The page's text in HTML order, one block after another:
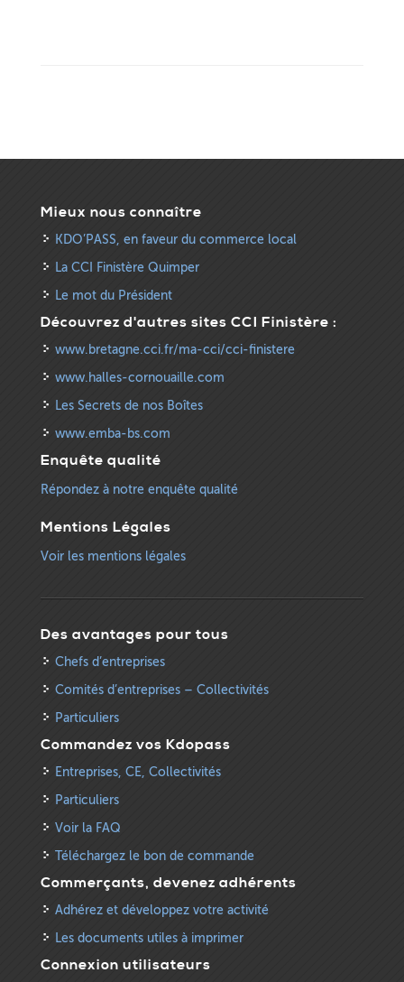
Mieux nous connaître
KDO’PASS, en faveur du commerce local
La CCI Finistère Quimper
Le mot du Président
Découvrez d'autres sites CCI Finistère :
www.bretagne.cci.fr/ma-cci/cci-finistere
www.halles-cornouaille.com
Les Secrets de nos Boîtes
www.emba-bs.com
Enquête qualité
Répondez à notre enquête qualité
Mentions Légales
Voir les mentions légales
Des avantages pour tous
Chefs d’entreprises
Comités d’entreprises – Collectivités
Particuliers
Commandez vos Kdopass
Entreprises, CE, Collectivités
Particuliers
Voir la FAQ
Téléchargez le bon de commande
Commerçants, devenez adhérents
Adhérez et développez votre activité
Les documents utiles à imprimer
Connexion utilisateurs